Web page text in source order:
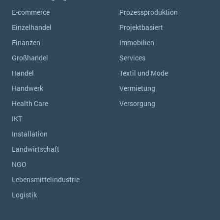
E-commerce
Einzelhandel
Finanzen
Großhandel
Handel
Handwerk
Health Care
IKT
Installation
Landwirtschaft
NGO
Lebensmittelindustrie
Logistik
Prozessproduktion
Projektbasiert
Immobilien
Services
Textil und Mode
Vermietung
Versorgung